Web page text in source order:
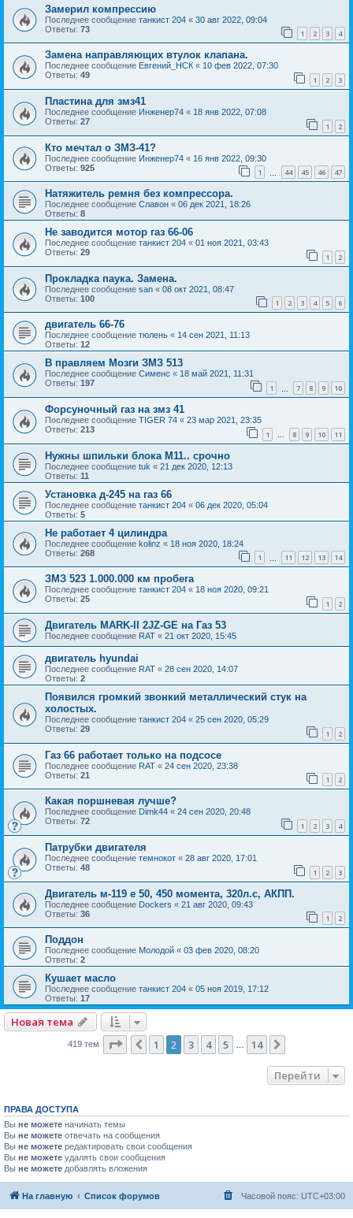
Замерил компрессию
Последнее сообщение танкист 204 « 30 авг 2022, 09:04
Ответы: 73 1 2 3 4
Замена направляющих втулок клапана.
Последнее сообщение Евгений_НСК « 10 фев 2022, 07:30
Ответы: 49 1 2 3
Пластина для змз41
Последнее сообщение Инженер74 « 18 янв 2022, 07:08
Ответы: 27 1 2
Кто мечтал о ЗМЗ-41?
Последнее сообщение Инженер74 « 16 янв 2022, 09:30
Ответы: 925 1 44 45 46 47
Натяжитель ремня без компрессора.
Последнее сообщение Славон « 06 дек 2021, 18:26
Ответы: 8
Не заводится мотор газ 66-06
Последнее сообщение танкист 204 « 01 ноя 2021, 03:43
Ответы: 29 1 2
Прокладка паука. Замена.
Последнее сообщение san « 08 окт 2021, 08:47
Ответы: 100 1 2 3 4 5 6
двигатель 66-76
Последнее сообщение тюлень « 14 сен 2021, 11:13
Ответы: 12
В правляем Мозги ЗМЗ 513
Последнее сообщение Сименс « 18 май 2021, 11:31
Ответы: 197 1 7 8 9 10
Форсуночный газ на змз 41
Последнее сообщение TIGER 74 « 23 мар 2021, 23:35
Ответы: 213 1 … 8 9 10 11
Нужны шпильки блока М11.. срочно
Последнее сообщение tuk « 21 дек 2020, 12:13
Ответы: 11
Установка д-245 на газ 66
Последнее сообщение танкист 204 « 06 дек 2020, 05:04
Ответы: 5
Не работает 4 цилиндра
Последнее сообщение kolinz « 18 ноя 2020, 18:24
Ответы: 268 1 11 12 13 14
ЗМЗ 523 1.000.000 км пробега
Последнее сообщение танкист 204 « 18 ноя 2020, 09:21
Ответы: 25 1 2
Двигатель MARK-II 2JZ-GE на Газ 53
Последнее сообщение RAT « 21 окт 2020, 15:45
двигатель hyundai
Последнее сообщение RAT « 28 сен 2020, 14:07
Ответы: 2
Появился громкий звонкий металлический стук на
холостых.
Последнее сообщение танкист 204 « 25 сен 2020, 05:29
Ответы: 29 1 2
Газ 66 работает только на подсосе
Последнее сообщение RAT « 24 сен 2020, 23:38
Ответы: 21 1 2
Какая поршневая лучше?
Последнее сообщение Dimk44 « 24 сен 2020, 20:48
Ответы: 72 1 2 3 4
Патрубки двигателя
Последнее сообщение темнокот « 28 авг 2020, 17:01
Ответы: 48 1 2 3
Двигатель м-119 е 50, 450 момента, 320л.с, АКПП.
Последнее сообщение Dockers « 21 авг 2020, 09:43
Ответы: 36 1 2
Поддон
Последнее сообщение Молодой « 03 фев 2020, 08:20
Ответы: 2
Кушает масло
Последнее сообщение танкист 204 « 05 ноя 2019, 17:12
Ответы: 17
Новая тема
419 тем Страница из 14
Пред.
1 2 3 4 5 14
Перейти
ПРАВА ДОСТУПА
Вы не можете начинать темы
Вы не можете отвечать на сообщения
Вы не можете редактировать свои сообщения
Вы не можете удалять свои сообщения
Вы не можете добавлять вложения
На главную Список форумов Часовой пояс: UTC+03:00